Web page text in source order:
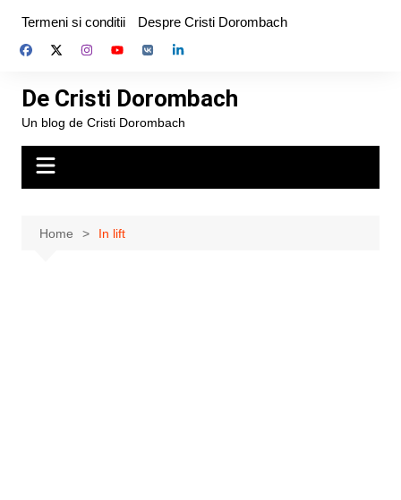
content
Termeni si conditii Despre Cristi Dorombach
De Cristi Dorombach
Un blog de Cristi Dorombach
Home In lift